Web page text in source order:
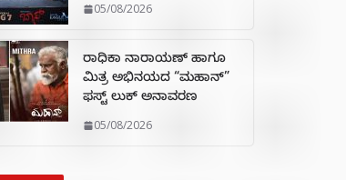
05/08/2026
ರಾಧಿಕಾ ನಾರಾಯಣ್ ಹಾಗೂ
ಮಿತ್ರ ಅಭಿನಯದ “ಮಹಾನ್”
ಫಸ್ಟ್ ಲುಕ್ ಅನಾವರಣ
05/08/2026